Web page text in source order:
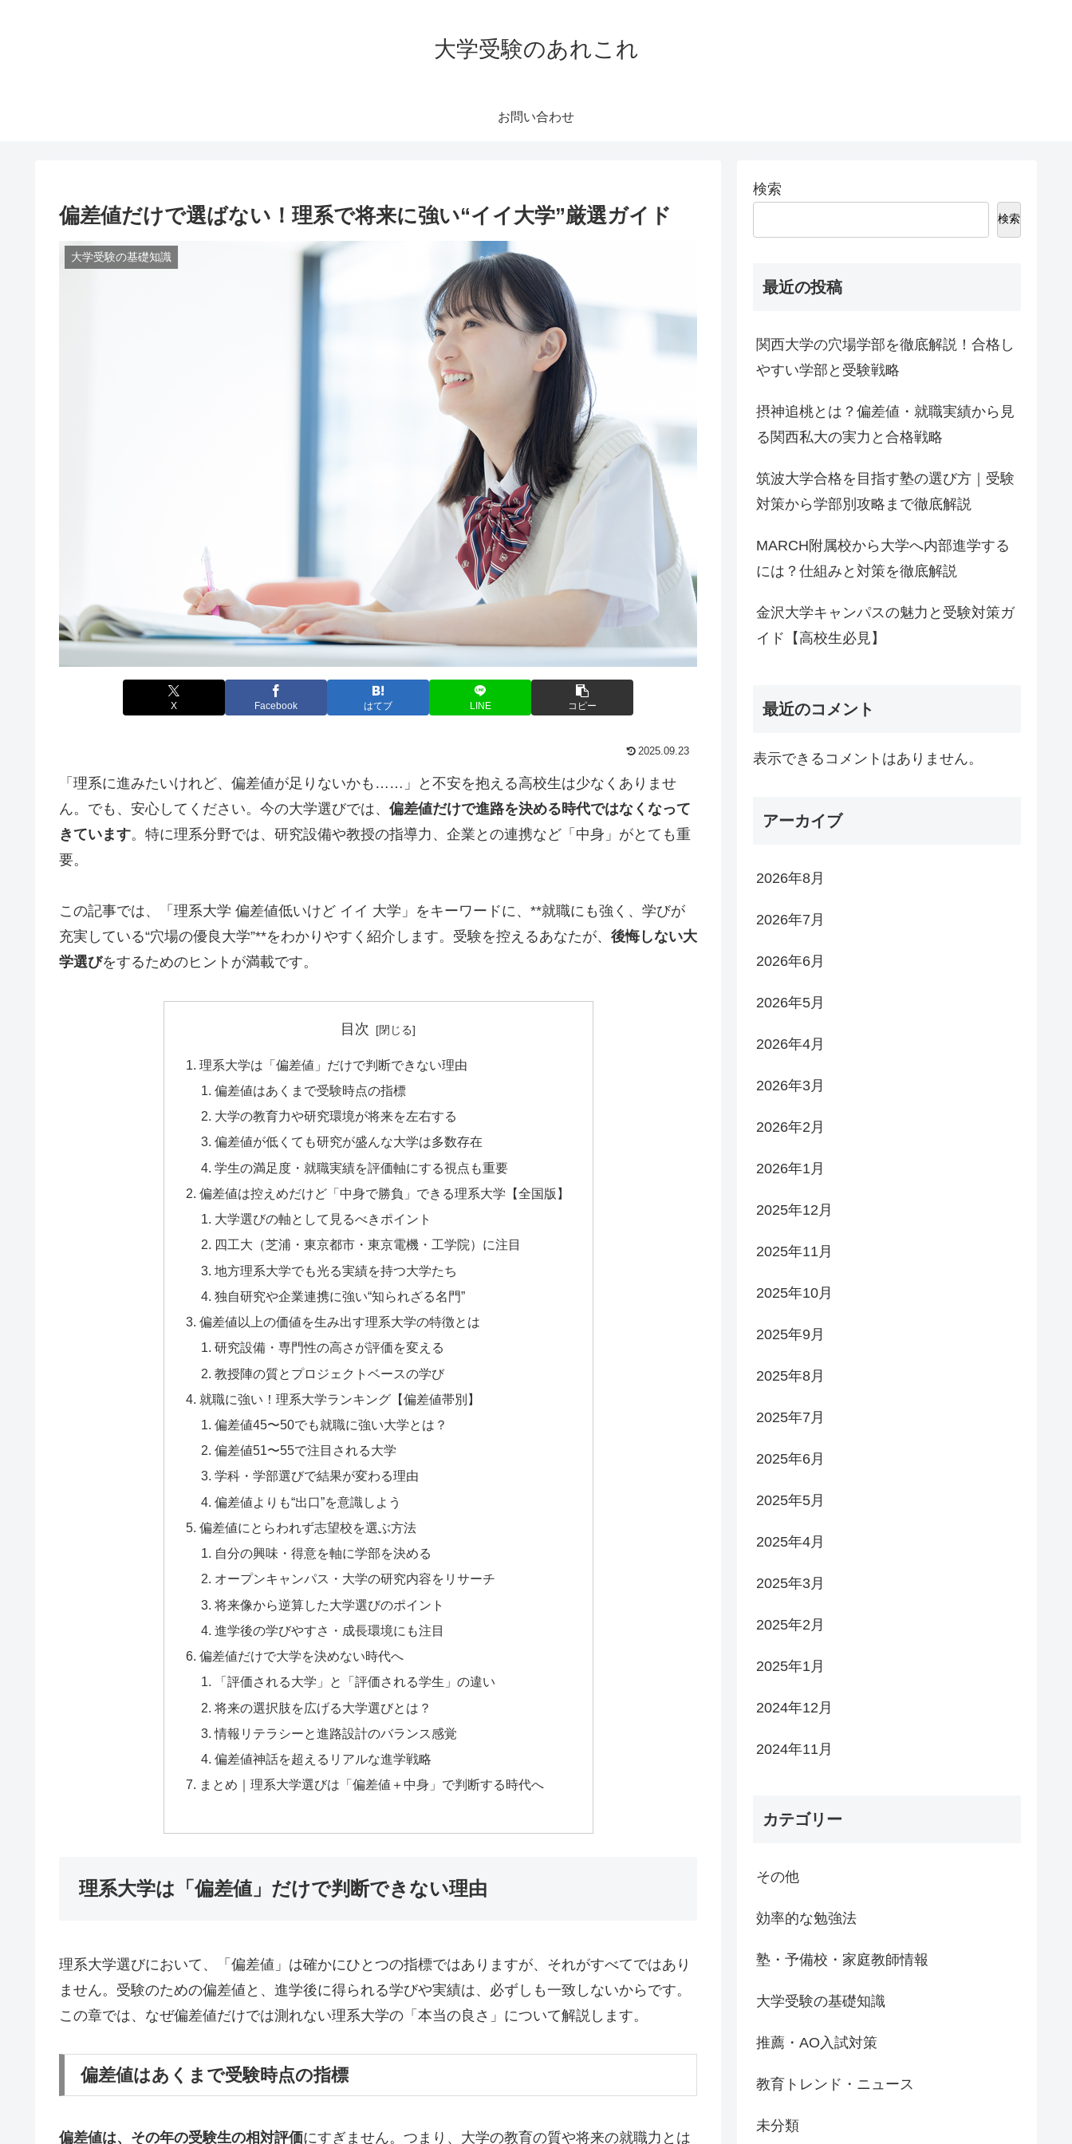
大学受験のあれこれ
お問い合わせ
偏差値だけで選ばない！理系で将来に強い“イイ大学”厳選ガイド
大学受験の基礎知識
X Facebook はてブ LINE コピー
2025.09.23
「理系に進みたいけれど、偏差値が足りないかも……」と不安を抱える高校生は少なくありませ
ん。でも、安心してください。今の大学選びでは、 偏差値だけで進路を決める時代ではなくなって
きています。特に理系分野では、研究設備や教授の指導力、企業との連携など「中身」がとても重
要。
この記事では、「理系大学 偏差値低いけど イイ 大学」をキーワードに、**就職にも強く、学びが
充実している“穴場の優良大学”**をわかりやすく紹介します。受験を控えるあなたが、 後悔しない大
学選びをするためのヒントが満載です。
目次
理系大学は「偏差値」だけで判断できない理由
偏差値はあくまで受験時点の指標
大学の教育力や研究環境が将来を左右する
偏差値が低くても研究が盛んな大学は多数存在
学生の満足度・就職実績を評価軸にする視点も重要
偏差値は控えめだけど「中身で勝負」できる理系大学【全国版】
大学選びの軸として見るべきポイント
四工大（芝浦・東京都市・東京電機・工学院）に注目
地方理系大学でも光る実績を持つ大学たち
独自研究や企業連携に強い“知られざる名門”
偏差値以上の価値を生み出す理系大学の特徴とは
研究設備・専門性の高さが評価を変える
教授陣の質とプロジェクトベースの学び
就職に強い！理系大学ランキング【偏差値帯別】
偏差値45〜50でも就職に強い大学とは？
偏差値51〜55で注目される大学
学科・学部選びで結果が変わる理由
偏差値よりも“出口”を意識しよう
偏差値にとらわれず志望校を選ぶ方法
自分の興味・得意を軸に学部を決める
オープンキャンパス・大学の研究内容をリサーチ
将来像から逆算した大学選びのポイント
進学後の学びやすさ・成長環境にも注目
偏差値だけで大学を決めない時代へ
「評価される大学」と「評価される学生」の違い
将来の選択肢を広げる大学選びとは？
情報リテラシーと進路設計のバランス感覚
偏差値神話を超えるリアルな進学戦略
まとめ｜理系大学選びは「偏差値＋中身」で判断する時代へ
理系大学は「偏差値」だけで判断できない理由
理系大学選びにおいて、「偏差値」は確かにひとつの指標ではありますが、それがすべてではあり
ません。受験のための偏差値と、進学後に得られる学びや実績は、必ずしも一致しないからです。
この章では、なぜ偏差値だけでは測れない理系大学の「本当の良さ」について解説します。
偏差値はあくまで受験時点の指標
偏差値は、その年の受験生の相対評価にすぎません。つまり、大学の教育の質や将来の就職力とは
検索
検索
最近の投稿
関西大学の穴場学部を徹底解説！合格し
やすい学部と受験戦略
摂神追桃とは？偏差値・就職実績から見
る関西私大の実力と合格戦略
筑波大学合格を目指す塾の選び方｜受験
対策から学部別攻略まで徹底解説
MARCH附属校から大学へ内部進学する
には？仕組みと対策を徹底解説
金沢大学キャンパスの魅力と受験対策ガ
イド【高校生必見】
最近のコメント
表示できるコメントはありません。
アーカイブ
2026年8月
2026年7月
2026年6月
2026年5月
2026年4月
2026年3月
2026年2月
2026年1月
2025年12月
2025年11月
2025年10月
2025年9月
2025年8月
2025年7月
2025年6月
2025年5月
2025年4月
2025年3月
2025年2月
2025年1月
2024年12月
2024年11月
カテゴリー
その他
効率的な勉強法
塾・予備校・家庭教師情報
大学受験の基礎知識
推薦・AO入試対策
教育トレンド・ニュース
未分類